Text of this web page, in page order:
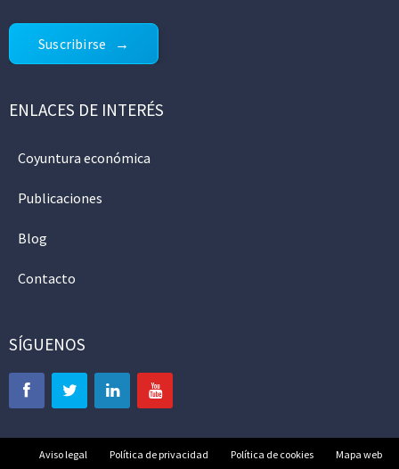
Suscribirse
ENLACES DE INTERÉS
Coyuntura económica
Publicaciones
Blog
Contacto
SÍGUENOS
Aviso legal Política de privacidad Política de cookies Mapa web